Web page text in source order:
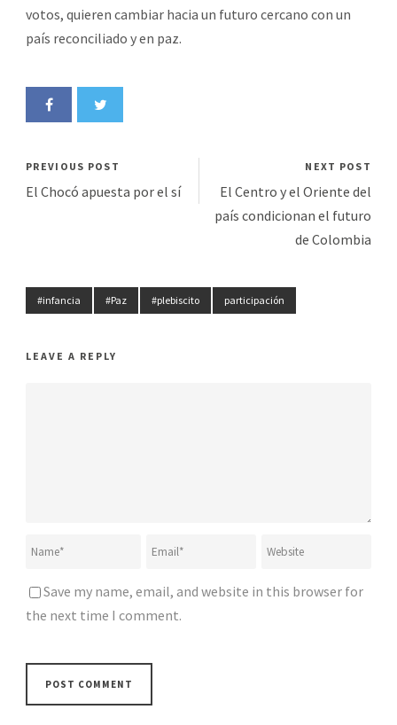
votos, quieren cambiar hacia un futuro cercano con un
país reconciliado y en paz.
PREVIOUS POST
El Chocó apuesta por el sí
NEXT POST
El Centro y el Oriente del
país condicionan el futuro
de Colombia
#infancia #Paz #plebiscito participación
LEAVE A REPLY
Save my name, email, and website in this browser for
the next time I comment.